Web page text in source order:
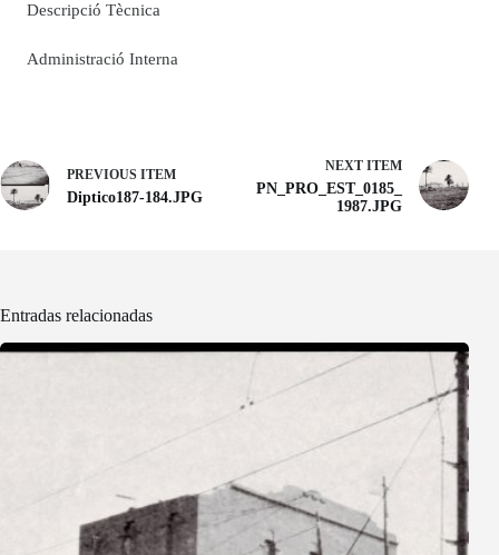
Descripció Tècnica
Administració Interna
PREVIOUS ITEM
Diptico187-184.JPG
NEXT ITEM
PN_PRO_EST_0185_
1987.JPG
Entradas relacionadas